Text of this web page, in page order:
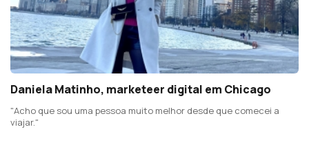
Daniela Matinho, marketeer digital em Chicago
"Acho que sou uma pessoa muito melhor desde que comecei a
viajar."